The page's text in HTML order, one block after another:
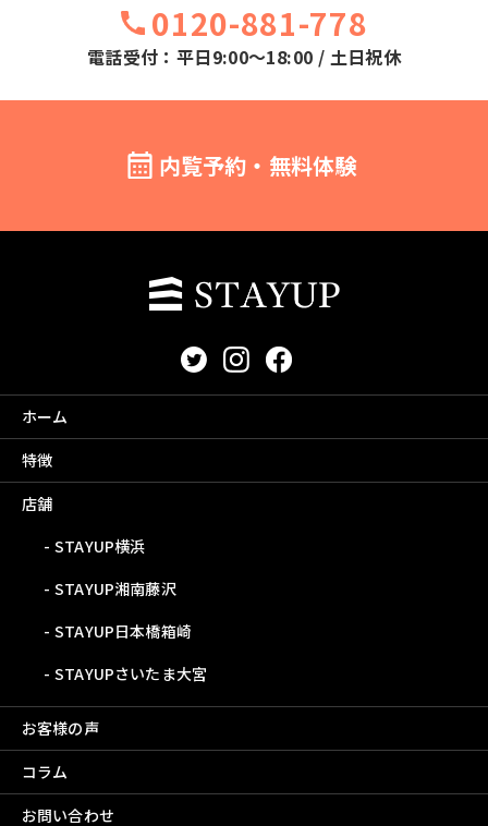
0120-881-778
電話受付：平日9:00～18:00 / 土日祝休
内覧予約・無料体験
ホーム
特徴
店舗
STAYUP横浜
STAYUP湘南藤沢
STAYUP日本橋箱崎
STAYUPさいたま大宮
お客様の声
コラム
お問い合わせ